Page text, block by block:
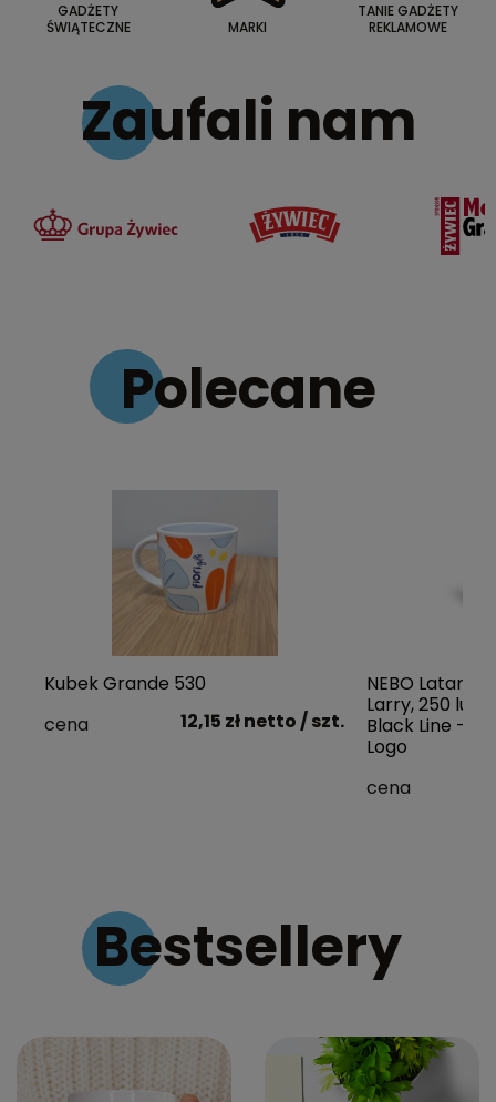
GADŻETY
ŚWIĄTECZNE
MARKI
TANIE GADŻETY
REKLAMOWE
Zaufali nam
Polecane
Kubek Grande 530
cena
12,15 złnetto/ szt.
NEBO Latarka
Larry, 250
Black Line -
Logo
cena
Bestsellery